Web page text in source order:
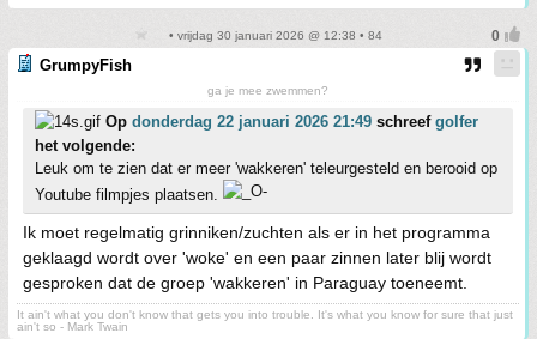
• vrijdag 30 januari 2026 @ 12:38 • 84
GrumpyFish
ga je mee zwemmen?
Op donderdag 22 januari 2026 21:49 schreef golfer
het volgende:
Leuk om te zien dat er meer 'wakkeren' teleurgesteld en berooid op
Youtube filmpjes plaatsen.
Ik moet regelmatig grinniken/zuchten als er in het programma
geklaagd wordt over 'woke' en een paar zinnen later blij wordt
gesproken dat de groep 'wakkeren' in Paraguay toeneemt.
It ain't what you don't know that gets you into trouble. It's what you know for sure that just
ain't so - Mark Twain